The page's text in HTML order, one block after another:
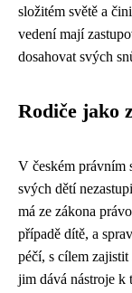
složitém světě a
vedení mají
dosahovat svých
Rodiče jako
V českém právním
svých dětí
má ze zákona
případě dítě, a
péčí, s cílem
jim dává nástroje k